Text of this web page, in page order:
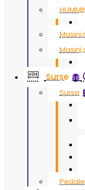
Masini
Surse 58
Surse